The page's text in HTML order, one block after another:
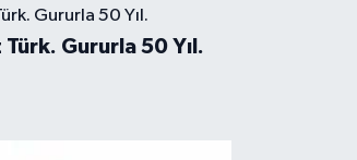
Gururla 50 Yıl.